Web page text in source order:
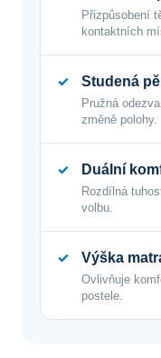
Přizpůsobení
kontaktních
Studená
Pružná
změně polohy.
Duální
Rozdílná
volbu.
Výška
Ovlivňuje
postele.